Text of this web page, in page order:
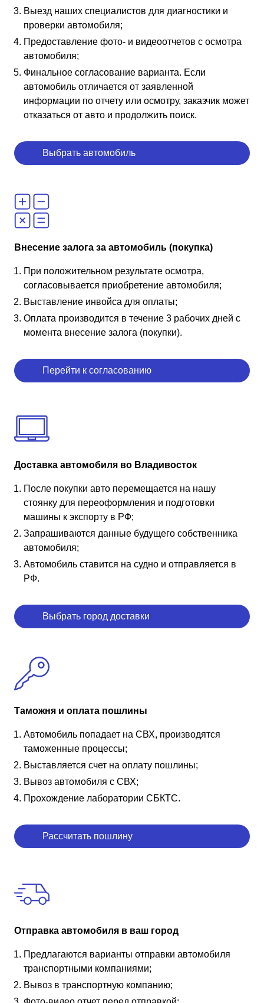
Выезд наших специалистов для диагностики и
проверки автомобиля;
Предоставление фото- и видеоотчетов с осмотра
автомобиля;
Финальное согласование варианта. Если
автомобиль отличается от заявленной
информации по отчету или осмотру, заказчик может
отказаться от авто и продолжить поиск.
Выбрать автомобиль
Внесение залога за автомобиль (покупка)
При положительном результате осмотра,
согласовывается приобретение автомобиля;
Выставление инвойса для оплаты;
Оплата производится в течение 3 рабочих дней с
момента внесение залога (покупки).
Перейти к согласованию
Доставка автомобиля во Владивосток
После покупки авто перемещается на нашу
стоянку для переоформления и подготовки
машины к экспорту в РФ;
Запрашиваются данные будущего собственника
автомобиля;
Автомобиль ставится на судно и отправляется в
РФ.
Выбрать город доставки
Таможня и оплата пошлины
Автомобиль попадает на СВХ, производятся
таможенные процессы;
Выставляется счет на оплату пошлины;
Вывоз автомобиля с СВХ;
Прохождение лаборатории СБКТС.
Рассчитать пошлину
Отправка автомобиля в ваш город
Предлагаются варианты отправки автомобиля
транспортными компаниями;
Вывоз в транспортную компанию;